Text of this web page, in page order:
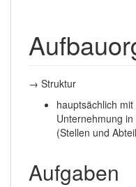
→ Struktur
hauptsächlich
Unternehmung
(Stellen und
Aufgaben